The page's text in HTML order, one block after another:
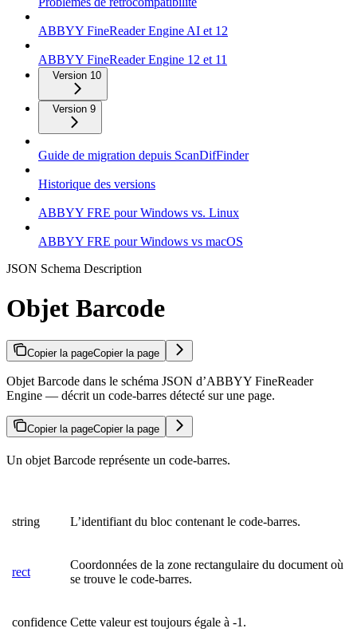
ABBYY FineReader Engine AI et 12
ABBYY FineReader Engine 12 et 11
Version 10
Version 9
Guide de migration depuis ScanDifFinder
Historique des versions
ABBYY FRE pour Windows vs. Linux
ABBYY FRE pour Windows vs macOS
JSON Schema Description
Objet Barcode
Copier la pageCopier la page
Objet Barcode dans le schéma JSON d’ABBYY FineReader
Engine — décrit un code-barres détecté sur une page.
Copier la pageCopier la page
Un objet Barcode représente un code-barres.
string L’identifiant du bloc contenant le code-barres.
rect
Coordonnées de la zone rectangulaire du document où
se trouve le code-barres.
confidence Cette valeur est toujours égale à -1.